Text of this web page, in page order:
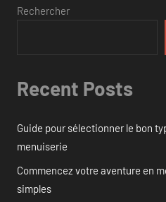
Rechercher
Recent Posts
Guide pour sélectionner le bon
menuiserie
Commencez votre aventure en
simples